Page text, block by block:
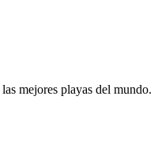
mejores playas del mundo.